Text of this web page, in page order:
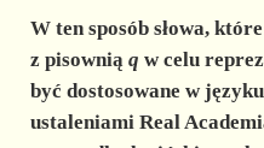
W ten sposób słowa,
z pisownią q w celu
być dostosowane w
ustaleniami Real